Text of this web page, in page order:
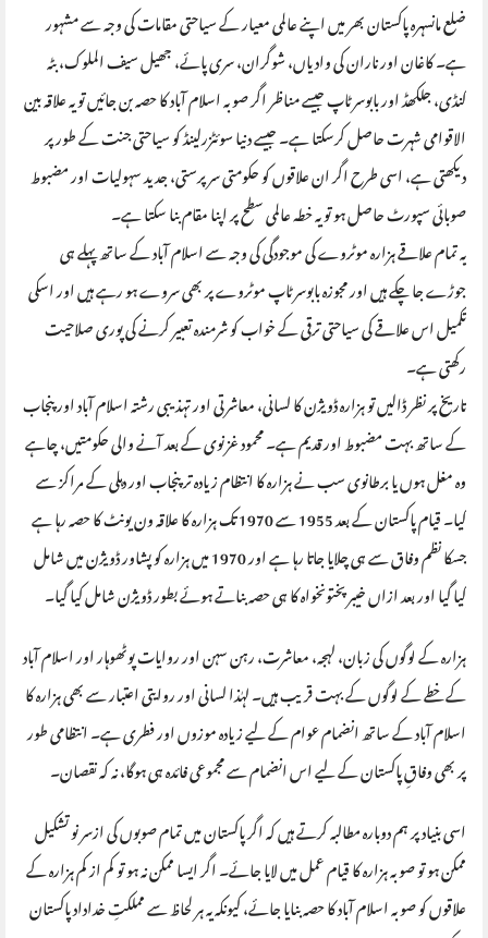
ضلع مانسہرہ پاکستان بھر میں اپنے عالمی معیار کے سیاحتی مقامات کی وجہ سے مشہور
ہے۔ کاغان اور ناران کی وادیاں، شوگران، سری پائے، جھیل سیف الملوک، بٹہ
کنڈی، جلکھڈ اور بابوسر ٹاپ جیسے مناظر اگر صوبہ اسلام آباد کا حصہ بن جائیں تو یہ علاقہ بین
الاقوامی شہرت حاصل کرسکتا ہے۔ جیسے دنیا سوئٹزرلینڈ کو سیاحتی جنت کے طور پر
دیکھتی ہے، اسی طرح اگر ان علاقوں کو حکومتی سرپرستی، جدید سہولیات اور مضبوط
صوبائی سپورٹ حاصل ہو تو یہ خطہ عالمی سطح پر اپنا مقام بنا سکتا ہے۔
یہ تمام علاقے ہزارہ موٹروے کی موجودگی کی وجہ سے اسلام آباد کے ساتھ پہلے ہی
جوڑے جا چکے ہیں اور مجوزہ بابوسر ٹاپ موٹروے پر بھی سروے ہو رہے ہیں اور اسکی
تکمیل اس علاقے کی سیاحتی ترقی کے خواب کو شرمندہ تعبیر کرنے کی پوری صلاحیت
رکھتی ہے۔
تاریخ پر نظر ڈالیں تو ہزارہ ڈویژن کا لسانی، معاشرتی اور تہذیبی رشتہ اسلام آباد اور پنجاب
کے ساتھ بہت مضبوط اور قدیم ہے۔ محمود غزنوی کے بعد آنے والی حکومتیں، چاہے
وہ مغل ہوں یا برطانوی سب نے ہزارہ کا انتظام زیادہ تر پنجاب اور دہلی کے مراکز سے
کیا۔ قیام پاکستان کے بعد 1955 سے 1970 تک ہزارہ کا علاقہ ون یونٹ کا حصہ رہا ہے
جسکا نظم وفاق سے ہی چلایا جاتا رہا ہے اور 1970 میں ہزارہ کو پشاور ڈویژن میں شامل
کیا گیا اور بعد ازاں خیبر پختونخواہ کا ہی حصہ بناتے ہوئے بطور ڈویژن شامل کیا گیا۔
ہزارہ کے لوگوں کی زبان، لہجہ، معاشرت، رہن سہن اور روایات پوٹھوہار اور اسلام آباد
کے خطے کے لوگوں کے بہت قریب ہیں۔ لہٰذا لسانی اور روایتی اعتبار سے بھی ہزارہ کا
اسلام آباد کے ساتھ انضمام عوام کے لیے زیادہ موزوں اور فطری ہے۔ انتظامی طور
پر بھی وفاقِ پاکستان کے لیے اس انضمام سے مجموعی فائدہ ہی ہوگا، نہ کہ نقصان۔
اسی بنیاد پر ہم دوبارہ مطالبہ کرتے ہیں کہ اگر پاکستان میں تمام صوبوں کی ازسر نو تشکیل
ممکن ہو تو صوبہ ہزارہ کا قیام عمل میں لایا جائے۔ اگر ایسا ممکن نہ ہو تو کم از کم ہزارہ کے
علاقوں کو صوبہ اسلام آباد کا حصہ بنایا جائے، کیونکہ یہ ہر لحاظ سے مملکتِ خداداد پاکستان